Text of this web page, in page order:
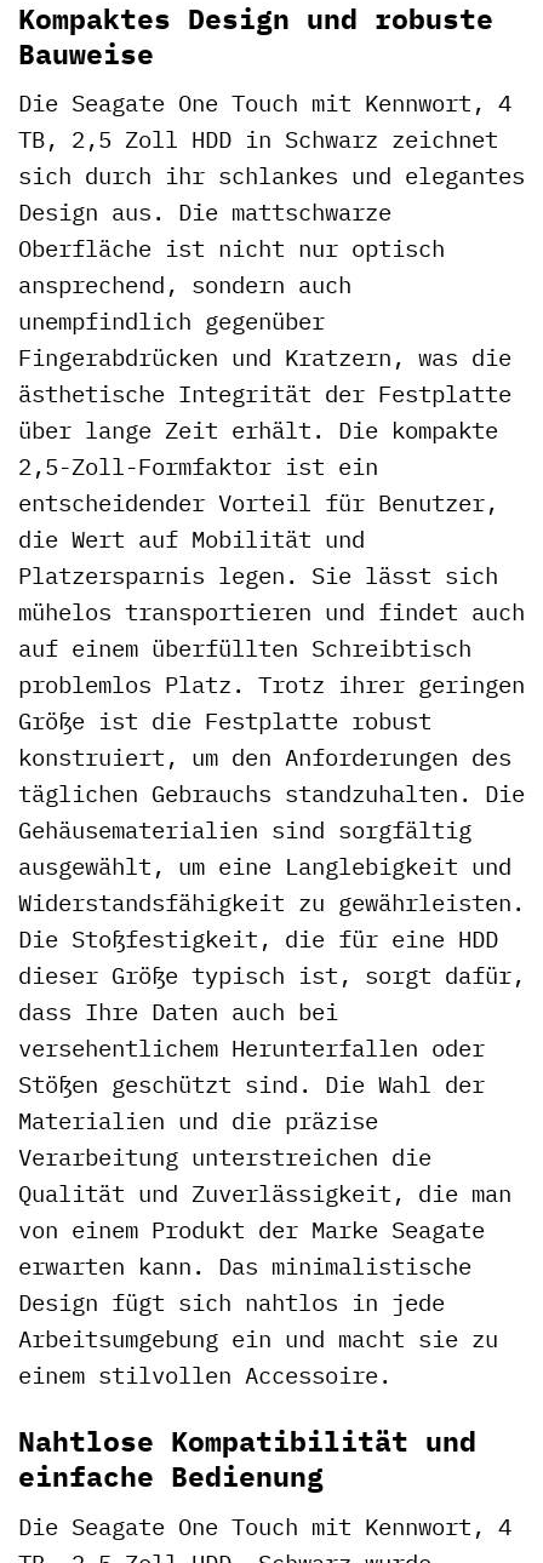
Kompaktes Design und robuste
Bauweise
Die Seagate One Touch mit Kennwort, 4
TB, 2,5 Zoll HDD in Schwarz zeichnet
sich durch ihr schlankes und elegantes
Design aus. Die mattschwarze
Oberfläche ist nicht nur optisch
ansprechend, sondern auch
unempfindlich gegenüber
Fingerabdrücken und Kratzern, was die
ästhetische Integrität der Festplatte
über lange Zeit erhält. Die kompakte
2,5-Zoll-Formfaktor ist ein
entscheidender Vorteil für Benutzer,
die Wert auf Mobilität und
Platzersparnis legen. Sie lässt sich
mühelos transportieren und findet auch
auf einem überfüllten Schreibtisch
problemlos Platz. Trotz ihrer geringen
Größe ist die Festplatte robust
konstruiert, um den Anforderungen des
täglichen Gebrauchs standzuhalten. Die
Gehäusematerialien sind sorgfältig
ausgewählt, um eine Langlebigkeit und
Widerstandsfähigkeit zu gewährleisten.
Die Stoßfestigkeit, die für eine HDD
dieser Größe typisch ist, sorgt dafür,
dass Ihre Daten auch bei
versehentlichem Herunterfallen oder
Stößen geschützt sind. Die Wahl der
Materialien und die präzise
Verarbeitung unterstreichen die
Qualität und Zuverlässigkeit, die man
von einem Produkt der Marke Seagate
erwarten kann. Das minimalistische
Design fügt sich nahtlos in jede
Arbeitsumgebung ein und macht sie zu
einem stilvollen Accessoire.
Nahtlose Kompatibilität und
einfache Bedienung
Die Seagate One Touch mit Kennwort, 4